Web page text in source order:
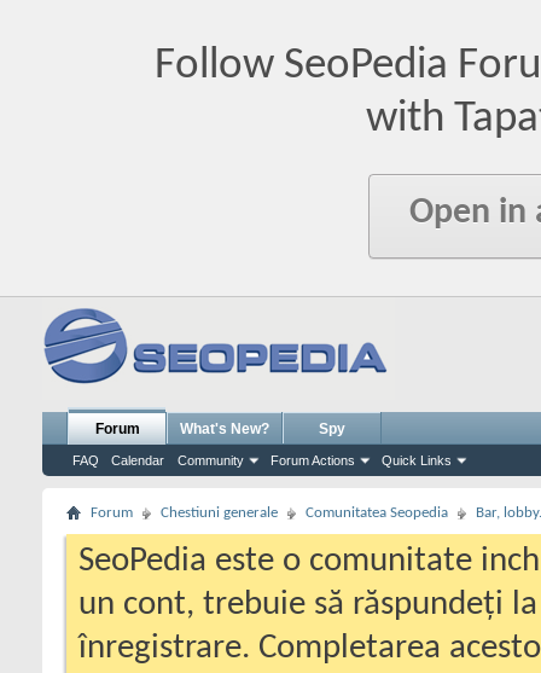
Follow SeoPedia
with
Open in
Forum
FAQ Calendar Community Forum Actions Quick Links
What's New? Spy
Forum Chestiuni generale Comunitatea Seopedia Bar,
SeoPedia este o comunitate
un cont, trebuie să răspundeți
înregistrare. Completarea